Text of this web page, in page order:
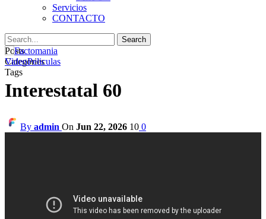
Servicios
CONTACTO
Posts
Categories
Tags
VideoPeliculas
Interestatal 60
By admin On Jun 22, 2026 10 0